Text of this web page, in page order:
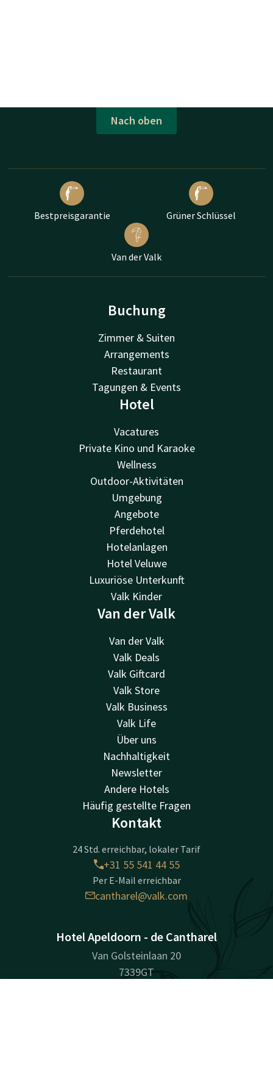
Nach oben
Bestpreisgarantie Grüner Schlüssel
Van der Valk
Buchung
Zimmer & Suiten
Arrangements
Restaurant
Tagungen & Events
Hotel
Vacatures
Private Kino und Karaoke
Wellness
Outdoor-Aktivitäten
Umgebung
Angebote
Pferdehotel
Hotelanlagen
Hotel Veluwe
Luxuriöse Unterkunft
Valk Kinder
Van der Valk
Van der Valk
Valk Deals
Valk Giftcard
Valk Store
Valk Business
Valk Life
Über uns
Nachhaltigkeit
Newsletter
Andere Hotels
Häufig gestellte Fragen
Kontakt
24 Std. erreichbar, lokaler Tarif
+31 55 541 44 55
Per E-Mail erreichbar
cantharel@valk.com
Hotel Apeldoorn - de Cantharel
Van Golsteinlaan 20
7339GT